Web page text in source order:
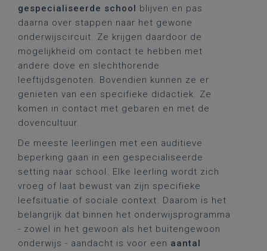
gespecialiseerde school blijven en pas
daarna over stappen naar het gewone
onderwijscircuit. Ze krijgen daardoor de
mogelijkheid om contact te hebben met
andere dove en slechthorende
leeftijdsgenoten. Bovendien kunnen ze er
genieten van een specifieke didactiek. Ze
komen in contact met gebaren en met de
dovencultuur.
De meeste leerlingen met een auditieve
beperking gaan in een gespecialiseerde
setting naar school. Elke leerling wordt zich
vroeg of laat bewust van zijn specifieke
leefsituatie of sociale context. Daarom is het
belangrijk dat binnen het onderwijsprogramma
- zowel in het gewoon als het buitengewoon
onderwijs - aandacht is voor een aantal